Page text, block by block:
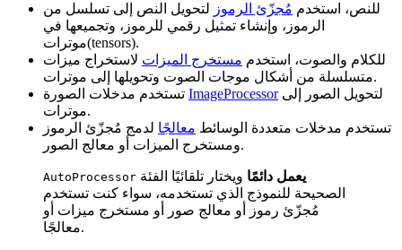
للنص، استخدم مُجزّئ الرموز لتحويل النص إلى تسلسل من
الرموز، وإنشاء تمثيل رقمي للرموز، وتجميعها في
موترات(tensors).
للكلام والصوت، استخدم مستخرج الميزات لاستخراج ميزات
متسلسلة من أشكال موجات الصوت وتحويلها إلى موترات.
ImageProcessorلتحويل الصور إلى
موترات.
تستخدم مدخلات متعددة الوسائط معالجًا لدمج مُجزّئ الرموز
ومستخرج الميزات أو معالج الصور.
AutoProcessor يعمل دائمًا ويختار تلقائيًا الفئة
الصحيحة للنموذج الذي تستخدمه، سواء كنت تستخدم
مُجزّئ رموز أو معالج صور أو مستخرج ميزات أو
معالجًا.